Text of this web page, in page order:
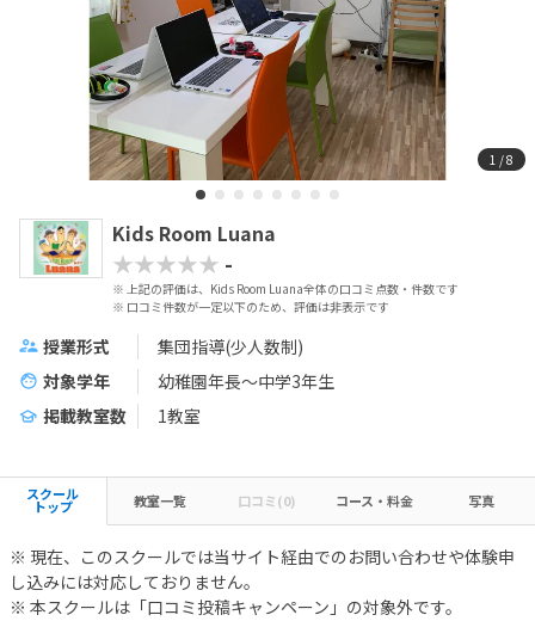
1 / 8
Kids Room Luana
★★★★★ -
※ 上記の評価は、Kids Room Luana全体の口コミ点数・件数です
※ 口コミ件数が一定以下のため、評価は非表示です
授業形式
集団指導(少人数制)
対象学年
幼稚園年長～中学3年生
掲載教室数
1教室
スクール
トップ 教室一覧 口コミ(0) コース・料金 写真
※ 現在、このスクールでは当サイト経由でのお問い合わせや体験申
し込みには対応しておりません。
※ 本スクールは「口コミ投稿キャンペーン」の対象外です。